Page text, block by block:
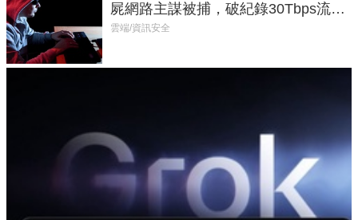
屍網路主謀被捕，破紀錄30Tbps流量
癱瘓全球！
雲端/資訊安全